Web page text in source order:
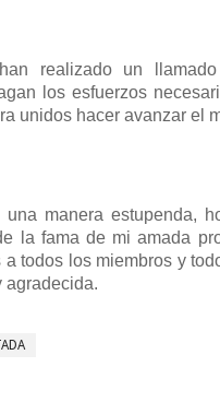
realizado un
los esfuerzos
unidos hacer avanzar el
manera estupenda,
la fama de mi amada
todos los miembros y
agradecida.